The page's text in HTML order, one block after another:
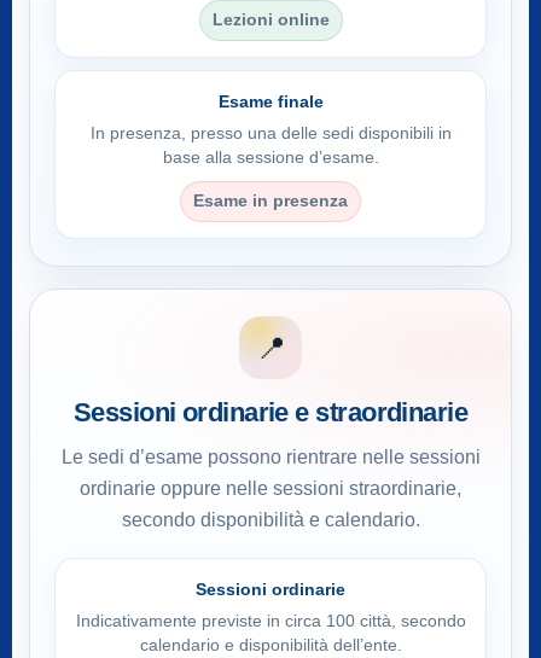
Lezioni online
Esame finale
In presenza, presso una delle sedi disponibili in
base alla sessione d’esame.
Esame in presenza
📍
Sessioni ordinarie e straordinarie
Le sedi d’esame possono rientrare nelle sessioni
ordinarie oppure nelle sessioni straordinarie,
secondo disponibilità e calendario.
Sessioni ordinarie
Indicativamente previste in circa 100 città, secondo
calendario e disponibilità dell’ente.